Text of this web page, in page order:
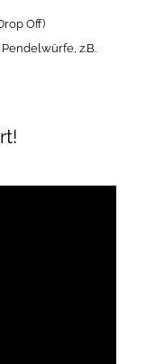
Off)
z.B.